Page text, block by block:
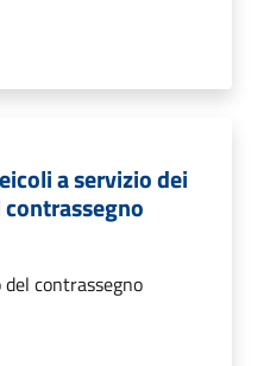
a servizio dei
contrassegno